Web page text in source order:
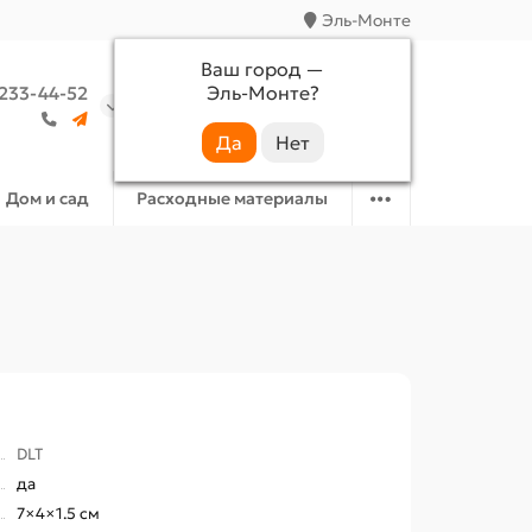
Эль-Монте
Ваш город —
Эль-Монте?
44-52
Аккаунт Избранное
Дом и сад Расходные материалы
DLT
да
7×4×1.5 см